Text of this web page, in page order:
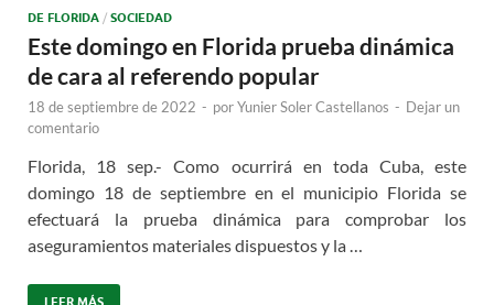
DE FLORIDA / SOCIEDAD
Este domingo en Florida prueba dinámica
de cara al referendo popular
18 de septiembre de 2022 - porYunier Soler Castellanos - Dejar un
comentario
Florida, 18 sep.- Como ocurrirá en toda Cuba, este
domingo 18 de septiembre en el municipio Florida se
efectuará la prueba dinámica para comprobar los
aseguramientos materiales dispuestos y la …
LEER MÁS